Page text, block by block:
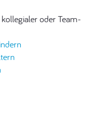
oder Team-